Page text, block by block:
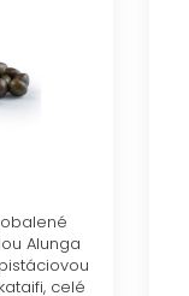
Alunga
celé